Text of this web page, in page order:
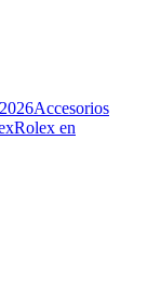
Accesorios
Rolex en